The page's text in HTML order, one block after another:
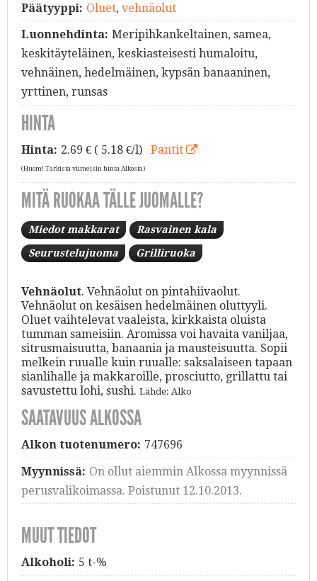
Päätyyppi: Oluet, vehnäolut
Luonnehdinta: Meripihkankeltainen, samea,
keskitäyteläinen, keskiasteisesti humaloitu,
vehnäinen, hedelmäinen, kypsän banaaninen,
yrttinen, runsas
HINTA
Hinta: 2.69 € ( 5.18 €/l) Pantit
(Huom! Tarkista viimeisin hinta Alkosta)
MITÄ RUOKAA TÄLLE JUOMALLE?
Miedot makkarat Rasvainen kala
Seurustelujuoma Grilliruoka
Vehnäolut. Vehnäolut on pintahiivaolut.
Vehnäolut on kesäisen hedelmäinen oluttyyli.
Oluet vaihtelevat vaaleista, kirkkaista oluista
tumman sameisiin. Aromissa voi havaita vaniljaa,
sitrusmaisuutta, banaania ja mausteisuutta. Sopii
melkein ruualle kuin ruualle: saksalaiseen tapaan
sianlihalle ja makkaroille, prosciutto, grillattu tai
savustettu lohi, sushi. Lähde: Alko
SAATAVUUS ALKOSSA
Alkon tuotenumero: 747696
Myynnissä: On ollut aiemmin Alkossa myynnissä
perusvalikoimassa. Poistunut 12.10.2013.
MUUT TIEDOT
Alkoholi: 5 t-%